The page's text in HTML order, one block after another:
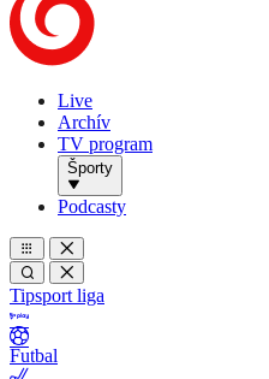
Live
Archív
TV program
Športy
Podcasty
Tipsport liga
Futbal